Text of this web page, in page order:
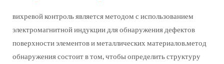
вихревой контроль является методом с использованием
электромагнитной индукции для обнаружения дефектов
поверхности элементов и металлических материалов.метод
обнаружения состоит в том, чтобы определить структуру